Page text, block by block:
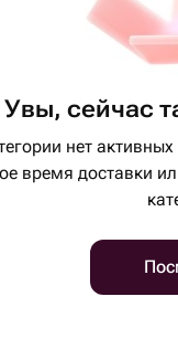
Увы, сейчас
нет
время доставки